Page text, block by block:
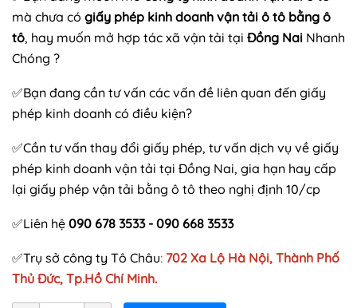
mà chưa có giấy phép kinh doanh vận tải ô tô bằng ô
tô, hay muốn mở hợp tác xã vận tải tại Đồng Nai Nhanh
Chóng ?
✅Bạn đang cần tư vấn các vấn đề liên quan đến giấy
phép kinh doanh có điều kiện?
✅Cần tư vấn thay đổi giấy phép, tư vấn dịch vụ về giấy
phép kinh doanh vận tải tại Đồng Nai, gia hạn hay cấp
lại giấy phép vận tải bằng ô tô theo nghị định 10/cp
✅Liên hệ 090 678 3533 - 090 668 3533
✅Trụ sở công ty Tô Châu: 702 Xa Lộ Hà Nội, Thành Phố
Thủ Đức, Tp.Hồ Chí Minh.